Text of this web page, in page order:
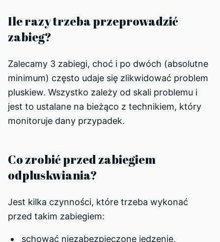
Ile razy trzeba przeprowadzić
zabieg?
Zalecamy 3 zabiegi, choć i po dwóch (absolutne
minimum) często udaje się zlikwidować problem
pluskiew. Wszystko zależy od skali problemu i
jest to ustalane na bieżąco z technikiem, który
monitoruje dany przypadek.
Co zrobić przed zabiegiem
odpluskwiania?
Jest kilka czynności, które trzeba wykonać
przed takim zabiegiem:
schować niezabezpieczone jedzenie,